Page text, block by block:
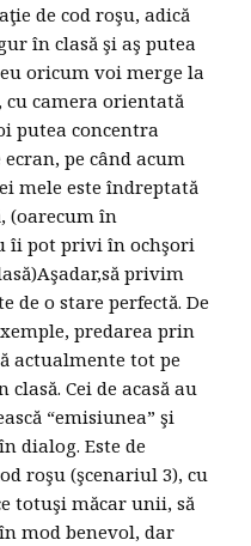
de cod roşu, adică
în clasă şi aş putea
oricum voi merge la
cu camera orientată
putea concentra
pe când acum
mele este îndreptată
(oarecum în
îi pot privi în ochşori
privim
de o stare perfectă. De
predarea prin
actualmente tot pe
Cei de acasă au
“emisiunea” şi
dialog. Este de
roşu (şcenariul 3), cu
totuşi măcar unii, să
mod benevol, dar